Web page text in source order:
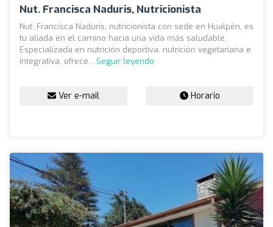
Nut. Francisca Naduris, Nutricionista
Nut. Francisca Naduris, nutricionista con sede en Hualpén, es
tu aliada en el camino hacia una vida más saludable.
Especializada en nutrición deportiva, nutrición vegetariana e
integrativa, ofrece... Seguir leyendo
Ver e-mail Horario